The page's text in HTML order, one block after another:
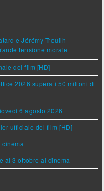
e Jérémy Trouilh
tensione morale
del film [HD]
2026 supera i 50 milioni di
6 agosto 2026
ufficiale del film [HD]
cinema
al 3 ottobre al cinema